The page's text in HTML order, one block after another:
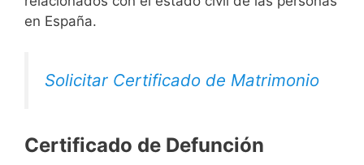
en España.
Solicitar Certificado de Matrimonio
Certificado de Defunción